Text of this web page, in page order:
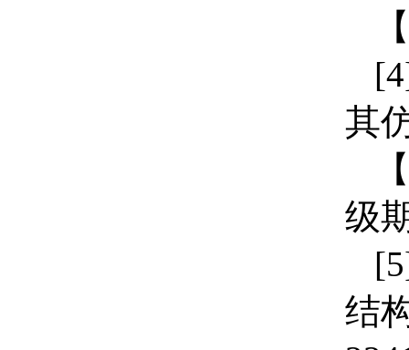
【
其
【
级
结